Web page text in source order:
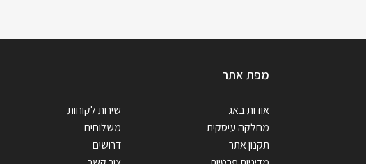
מפת אתר
אודות באג
מחלקה עיסקית
תקנון אתר
שירות לקוחות
משלוחים
דרושים